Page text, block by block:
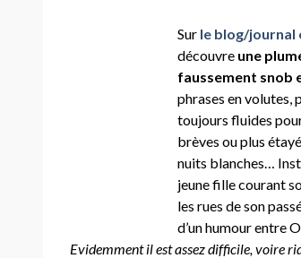
Sur le blog/journal
découvre une
faussement snob
phrases en volutes,
toujours fluides
brèves ou plus
nuits blanches…
jeune fille courant
les rues de son
d’un humour entre
Evidemment il est assez difficile, voire